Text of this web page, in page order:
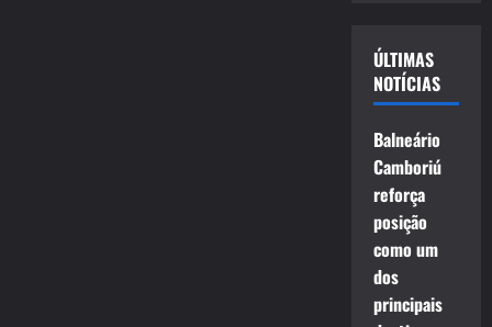
ÚLTIMAS
NOTÍCIAS
Balneário
Camboriú
reforça
posição
como um
dos
principais